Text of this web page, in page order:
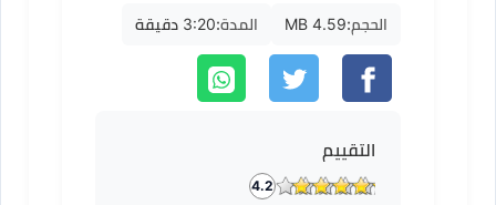
mp3
الحجم:4.59 MB المدة:3:20 دقيقة
التقييم
4.2